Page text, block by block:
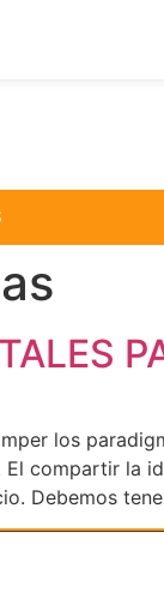
los
compartir la
Debemos